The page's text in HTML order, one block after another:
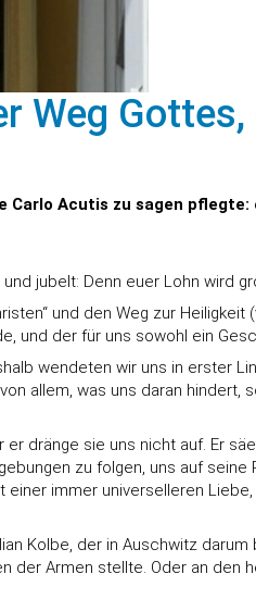
Weg
Carlo Acutis zu sagen
jubelt: Denn euer Lohn wird
und den Weg zur
und der für uns sowohl ein
wendeten wir uns in erster
allem, was uns daran hindert,
dränge sie uns nicht auf. Er
zu folgen, uns auf
immer universelleren
Kolbe, der in Auschwitz
der Armen stellte. Oder an